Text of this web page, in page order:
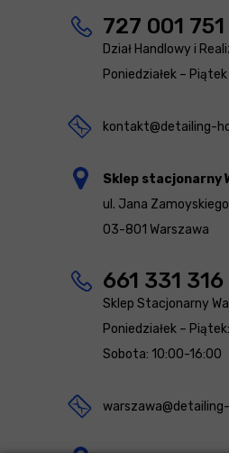
727 001 751
Dział Handlowy i
Poniedziałek –
kontakt@detailing-
Sklep stacjonarny
ul. Jana
03-801 Warszawa
661 331 316
Sklep Stacjonarny
Poniedziałek –
Sobota: 10:00-16:00
warszawa@detailing-